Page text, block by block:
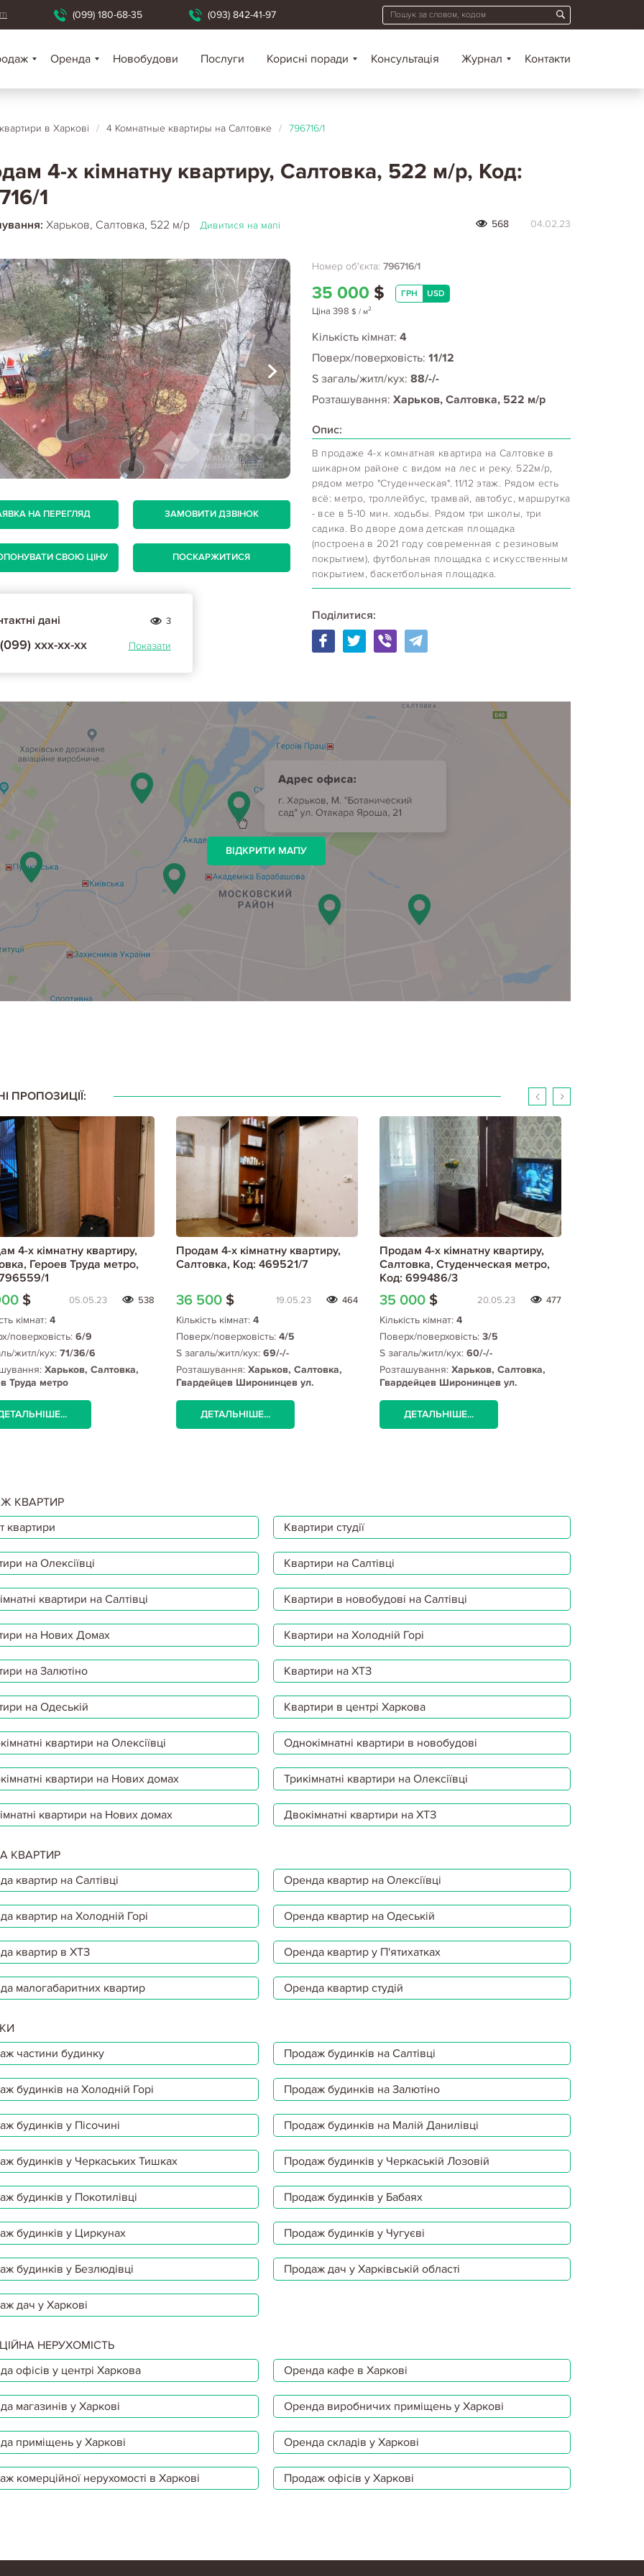
(099) 180-68-35 (093) 842-41-97
Оренда Новобудови Послуги Корисні поради Консультація Журнал Контакти
в Харкові / 4 Комнатные квартиры на Салтовке / 796716/1
4-х кімнатну квартиру, Салтовка, 522 м/р, Код:
1
Харьков, Салтовка, 522 м/р Дивитися на мапі 568 04.02.23
НА ПЕРЕГЛЯД ЗАМОВИТИ ДЗВІНОК
СВОЮ ЦІНУ ПОСКАРЖИТИСЯ
дані 3
(099) ххх-хх-хх Показати
Номер об'єкта: 796716/1
35 000 $ ГРН USD
Ціна 398 $ / м2
Кількість кімнат: 4
Поверх/поверховість: 11/12
S загаль/житл/кух: 88/-/-
Розташування: Харьков, Салтовка, 522 м/р
Опис:
В продаже 4-х комнатная квартира на Салтовке в
шикарном районе с видом на лес и реку. 522м/р,
рядом метро "Студенческая". 11/12 этаж. Рядом есть
всё: метро, троллейбус, трамвай, автобус, маршрутка
- все в 5-10 мин. ходьбы. Рядом три школы, три
садика. Во дворе дома детская площадка
(построена в 2021 году современная с резиновым
покрытием), футбольная площадка с искусственным
покрытием, баскетбольная площадка.
Поділитися:
ВІДКРИТИ МАПУ
ПРОПОЗИЦІЇ:
4-х кімнатну квартиру,
Героев Труда метро,
1
$ 05.05.23 538
кімнат: 4
поверховість: 6/9
житл/кух: 71/36/6
Харьков, Салтовка,
Труда метро
Продам 4-х кімнатну квартиру,
Салтовка, Код: 469521/7
36 500 $ 19.05.23 464
Кількість кімнат: 4
Поверх/поверховість: 4/5
S загаль/житл/кух: 69/-/-
Розташування: Харьков, Салтовка,
Гвардейцев Широнинцев ул.
ДЕТАЛЬНІШЕ...
Продам 4-х кімнатну квартиру,
Салтовка, Студенческая метро,
Код: 699486/3
35 000 $ 20.05.23 477
Кількість кімнат: 4
Поверх/поверховість: 3/5
S загаль/житл/кух: 60/-/-
Розташування: Харьков, Салтовка,
Гвардейцев Широнинцев ул.
ДЕТАЛЬНІШЕ...
КВАРТИР
квартири
Квартири студії
на Олексіївці Квартири на Салтівці
квартири на Салтівці Квартири в новобудові на Салтівці
на Нових Домах Квартири на Холодній Горі
на Залютіно Квартири на ХТЗ
на Одеській Квартири в центрі Харкова
квартири на Олексіївці Однокімнатні квартири в новобудові
квартири на Нових домах Трикімнатні квартири на Олексіївці
квартири на Нових домах Двокімнатні квартири на ХТЗ
КВАРТИР
квартир на Салтівці
Оренда квартир на Олексіївці
квартир на Холодній Горі Оренда квартир на Одеській
квартир в ХТЗ Оренда квартир у П'ятихатках
малогабаритних квартир Оренда квартир студій
частини будинку
Продаж будинків на Салтівці
будинків на Холодній Горі Продаж будинків на Залютіно
будинків у Пісочині Продаж будинків на Малій Данилівці
будинків у Черкаських Тишках Продаж будинків у Черкаській Лозовій
будинків у Покотилівці Продаж будинків у Бабаях
будинків у Циркунах Продаж будинків у Чугуєві
будинків у Безлюдівці Продаж дач у Харківській області
дач у Харкові
НЕРУХОМІСТЬ
офісів у центрі Харкова
Оренда кафе в Харкові
магазинів у Харкові Оренда виробничих приміщень у Харкові
приміщень у Харкові Оренда складів у Харкові
комерційної нерухомості в Харкові Продаж офісів у Харкові